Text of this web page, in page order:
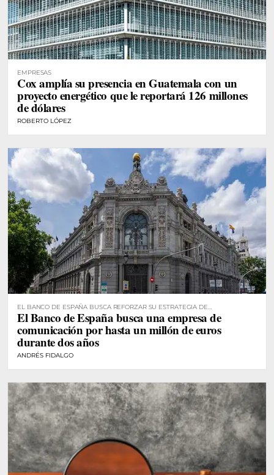
EMPRESAS
Cox amplía su presencia en Guatemala con un
proyecto energético que le reportará 126 millones
de dólares
ROBERTO LÓPEZ
EL BANCO DE ESPAÑA BUSCA REFORZAR SU ESTRATEGIA DE
COMUNICACIÓN
El Banco de España busca una empresa de
comunicación por hasta un millón de euros
durante dos años
ANDRÉS FIDALGO